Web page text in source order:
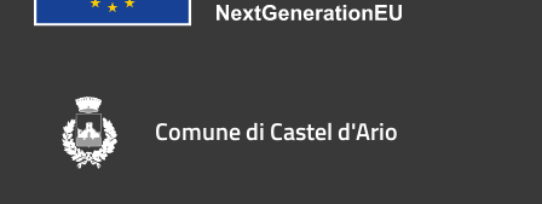
Comune di Castel d'Ario